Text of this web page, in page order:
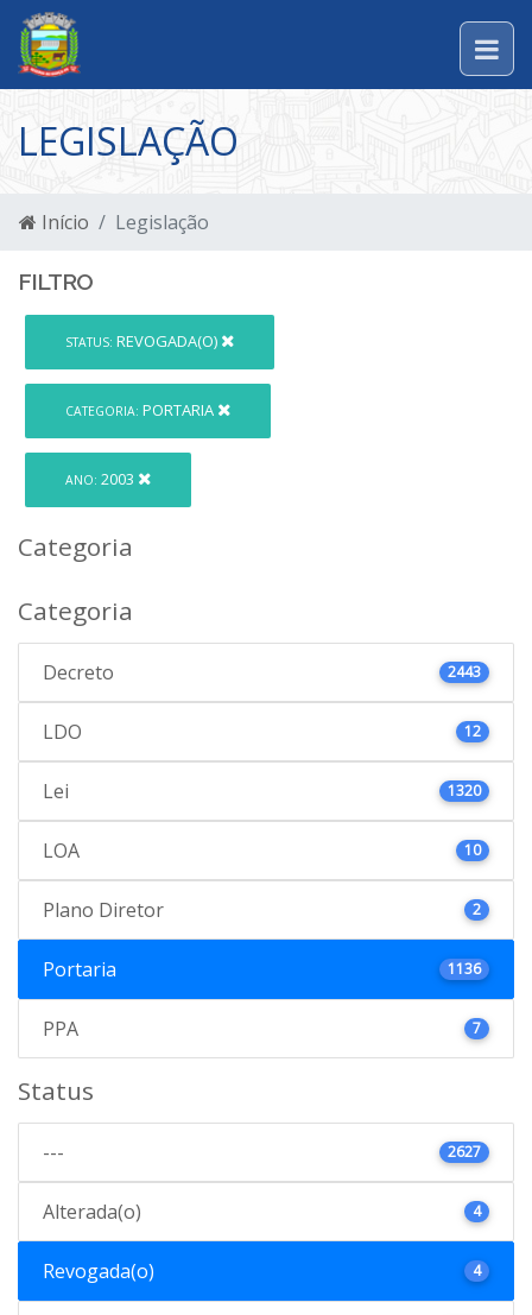
LEGISLAÇÃO
Início Legislação
FILTRO
STATUS: REVOGADA(O)
CATEGORIA: PORTARIA
ANO: 2003
Categoria
Categoria
Decreto 2443
LDO 12
Lei 1320
LOA 10
Plano Diretor 2
Portaria 1136
PPA 7
Status
--- 2627
Alterada(o) 4
Revogada(o) 4